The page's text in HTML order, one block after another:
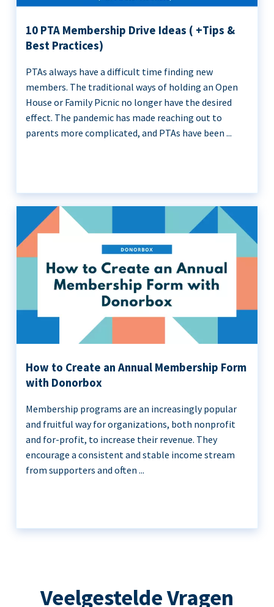
10 PTA Membership Drive Ideas ( +Tips &
Best Practices)
PTAs always have a difficult time finding new
members. The traditional ways of holding an Open
House or Family Picnic no longer have the desired
effect. The pandemic has made reaching out to
parents more complicated, and PTAs have been ...
How to Create an Annual Membership Form
with Donorbox
Membership programs are an increasingly popular
and fruitful way for organizations, both nonprofit
and for-profit, to increase their revenue. They
encourage a consistent and stable income stream
from supporters and often ...
Veelgestelde Vragen